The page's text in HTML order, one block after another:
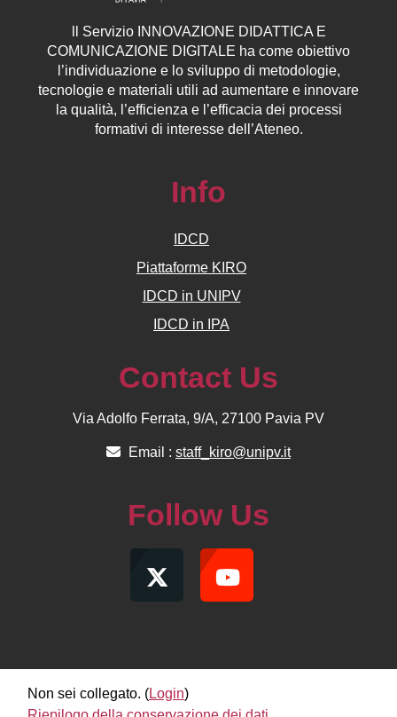
Servizio INNOVAZIONE DIDATTICA E
COMUNICAZIONE DIGITALE ha come obiettivo
l’individuazione e lo sviluppo di metodologie,
tecnologie e materiali utili ad aumentare e innovare
la qualità, l’efficienza e l’efficacia dei processi
formativi di interesse dell’Ateneo.
Info
IDCD
Piattaforme KIRO
IDCD in UNIPV
IDCD in IPA
Contact Us
Via Adolfo Ferrata, 9/A, 27100 Pavia PV
Email : staff_kiro@unipv.it
Follow Us
Non sei collegato. (Login)